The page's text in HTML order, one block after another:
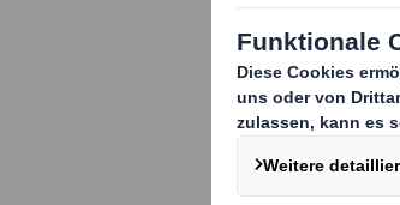
Für